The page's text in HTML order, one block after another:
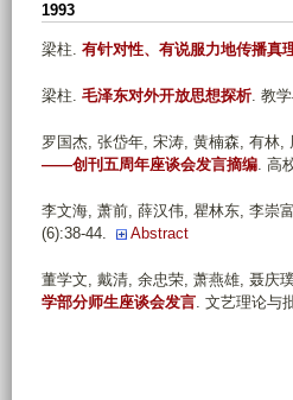
1993
梁柱. 有针对性、有说服力地传播真
梁柱. 毛泽东对外开放思想探析. 教
罗国杰, 张岱年, 宋涛, 黄楠森, 有林
——创刊五周年座谈会发言摘编. 高
李文海, 萧前, 薛汉伟, 瞿林东, 李崇
(6):38-44.
Abstract
董学文, 戴清, 余忠荣, 萧燕雄, 聂庆
学部分师生座谈会发言. 文艺理论与